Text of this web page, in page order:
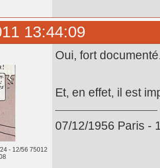
13:44:09
- 12/56 75012
Oui, fort
Et, en effet, il est
07/12/1956 Paris -